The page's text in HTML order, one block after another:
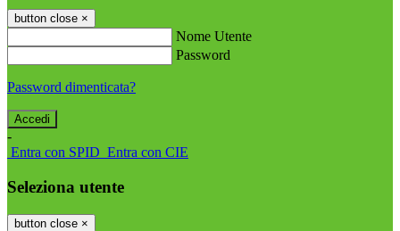
button close ×
Nome Utente
Password
Password dimenticata?
-
Entra con SPID Entra con CIE
Seleziona utente
button close ×